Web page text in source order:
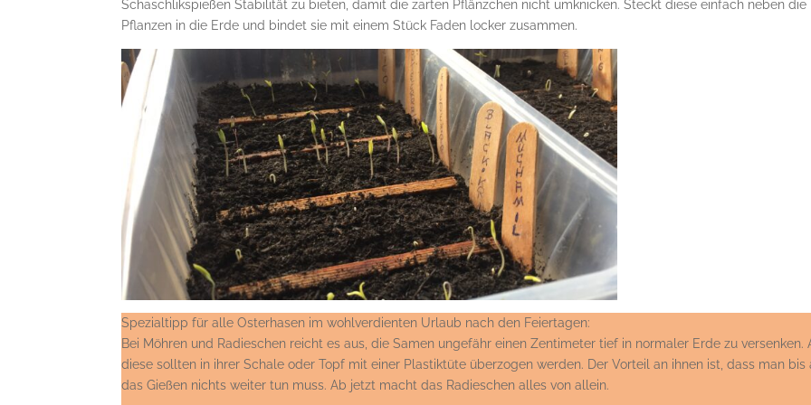
Schaschlikspießen Stabilität zu bieten, damit die zarten Pflänzchen nicht umknicken. Steckt diese einfach neben die
Pflanzen in die Erde und bindet sie mit einem Stück Faden locker zusammen.
Spezialtipp für alle Osterhasen im wohlverdienten Urlaub nach den Feiertagen:
Bei Möhren und Radieschen reicht es aus, die Samen ungefähr einen Zentimeter tief in normaler Erde zu versenken.
diese sollten in ihrer Schale oder Topf mit einer Plastiktüte überzogen werden. Der Vorteil an ihnen ist, dass man bis
das Gießen nichts weiter tun muss. Ab jetzt macht das Radieschen alles von allein.